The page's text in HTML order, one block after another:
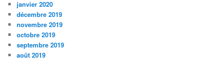
janvier 2020
décembre 2019
novembre 2019
octobre 2019
septembre 2019
août 2019